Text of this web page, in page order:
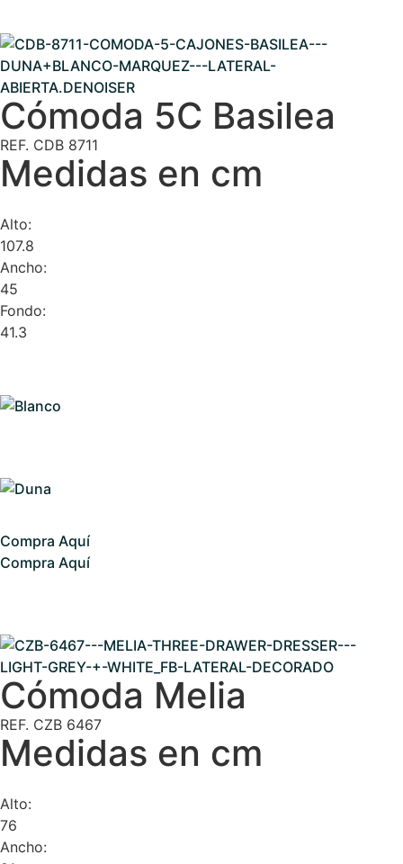
Cómoda 5C Basilea
REF. CDB 8711
Medidas en cm
Alto:
107.8
Ancho:
45
Fondo:
41.3
Compra Aquí
Compra Aquí
Cómoda Melia
REF. CZB 6467
Medidas en cm
Alto:
76
Ancho: